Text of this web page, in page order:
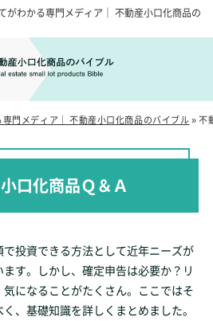
がわかる専門メディア｜ 不動産小口化商品の
門メディア｜ 不動産小口化商品のバイブル»不
口化商品Ｑ＆Ａ
投資できる方法として近年ニーズが
ます。しかし、確定申告は必要か？リ
になることがたくさん。ここではそ
、基礎知識を詳しくまとめました。